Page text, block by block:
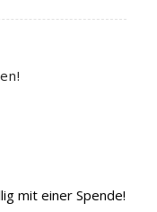
mit einer Spende!